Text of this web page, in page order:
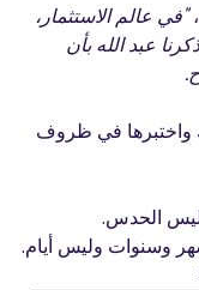
"في عالم الاستثمار،
عبد الله بأن
واختبرها في ظروف
الحدس.
وسنوات وليس أيام.